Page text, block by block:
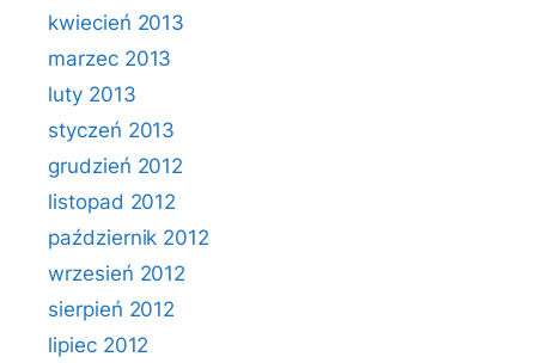
kwiecień 2013
marzec 2013
luty 2013
styczeń 2013
grudzień 2012
listopad 2012
październik 2012
wrzesień 2012
sierpień 2012
lipiec 2012